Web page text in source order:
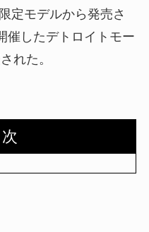
定モデルから発売さ
催したデトロイトモー
れた。